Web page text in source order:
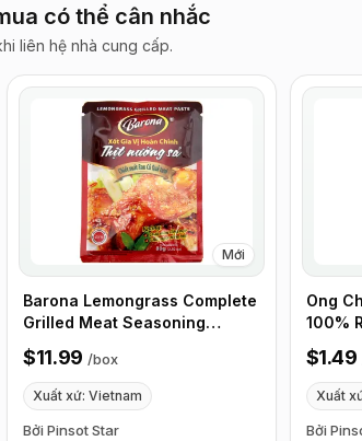
có thể cân nhắc
liên hệ nhà cung cấp.
Mới
Barona Lemongrass Complete
Grilled Meat Seasoning
Sauce, 80g - Box of 24
Packets
$11.99 /box
Xuất xứ: Vietnam
Bởi Pinsot Star
Ong
100%
$1.49
Xuất
Bởi